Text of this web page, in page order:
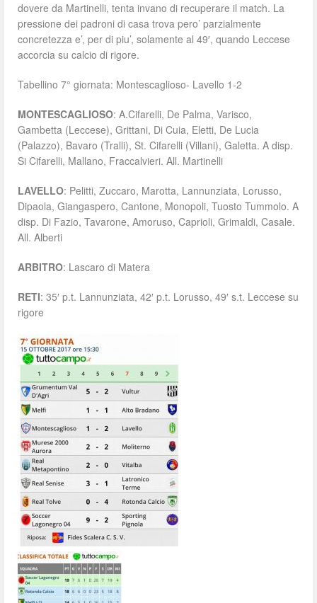
dovere da Martinelli, tenta invano di recuperare il match. La
pressione dei padroni di casa trova pero’ parzialmente
concretezza e’, per di piu’, solamente al 49′, quando Leccese
accorcia su calcio di rigore.
Tabellino 7° giornata: Montescaglioso- Lavello 1-2
MONTESCAGLIOSO: A.Cifarelli, De Palma, Varisco,
Gambetta (Leccese), Grittani, Di Cuia, Eletti, De Lucia
(Palazzo), Bavaro (Tralli), St. Cifarelli (Villani), Galetta. A disp.
Si Cifarelli, Mallano, Fraccalvieri. All. Martinelli
LAVELLO: Pelitti, Zuccaro, Marotta, Lannunziata, Lorusso,
Dipaola, Giangaspero, Cantone, Monopoli, Tuosto Tummolo. A
disp. Di Fazio, Tavarone, Amoruso, Caprioli, Grimaldi, Casale.
All. Alberti
ARBITRO: Lascaro di Matera
RETI: 35′ p.t. Lannunziata, 42′ p.t. Lorusso, 49′ s.t. Leccese su
rigore